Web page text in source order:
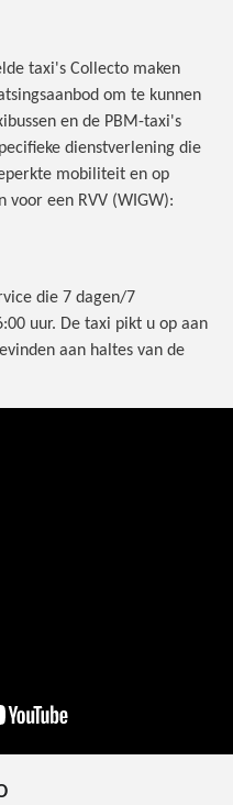
taxi's Collecto maken
om te kunnen
en de PBM-taxi's
dienstverlening die
mobiliteit en op
voor een RVV (WIGW):
die 7 dagen/7
uur. De taxi pikt u op aan
aan haltes van de